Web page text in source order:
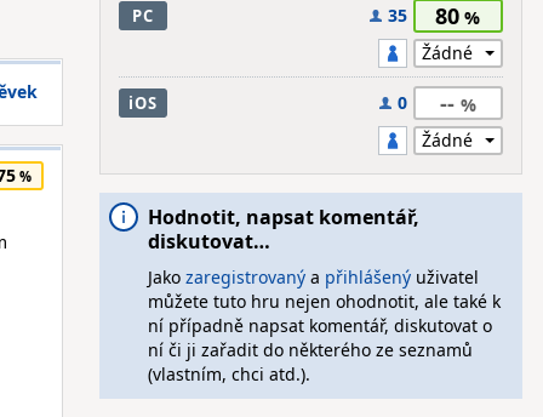
PC 35 80
iOS 0 --
Hodnotit, napsat komentář,
diskutovat…
Jako zaregistrovanýa přihlášenýuživatel
můžete tuto hru nejen ohodnotit, ale také k
ní případně napsat komentář, diskutovat o
ní či ji zařadit do některého ze seznamů
(vlastním, chci atd.).